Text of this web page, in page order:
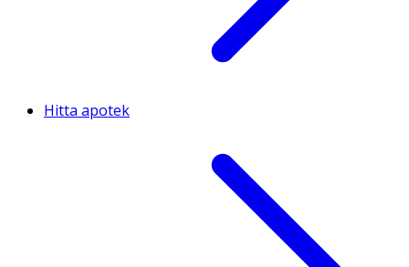
Hitta apotek